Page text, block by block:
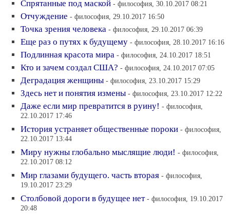
Спрятанные под маской - философия, 30.10.2017 08:21
Отчуждение - философия, 29.10.2017 16:50
Точка зрения человека - философия, 29.10.2017 06:39
Еще раз о путях к будущему - философия, 28.10.2017 16:16
Подлинная красота мира - философия, 24.10.2017 18:51
Кто и зачем создал США? - философия, 24.10.2017 07:05
Деградация женщины - философия, 23.10.2017 15:29
Здесь нет и понятия измены - философия, 23.10.2017 12:22
Даже если мир превратится в руину! - философия,
22.10.2017 17:46
История устраняет общественные пороки - философия,
22.10.2017 13:44
Миру нужны глобально мыслящие люди! - философия,
22.10.2017 08:12
Мир глазами будущего. часть вторая - философия,
19.10.2017 23:29
Столбовой дороги в будущее нет - философия, 19.10.2017
20:48